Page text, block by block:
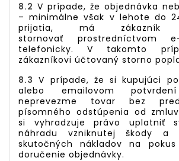
8.2 V prípade, že objednávka
– minimálne však v lehote do
prijatia, má
stornovať prostredníctvom
telefonicky. V takomto
zákazníkovi účtovaný storno
8.3 V prípade, že si kupujúci
alebo emailovom
neprevezme tovar bez
písomného odstúpenia od
si vyhradzuje právo uplatniť
náhradu vzniknutej škody
skutočných nákladov na
doručenie objednávky.